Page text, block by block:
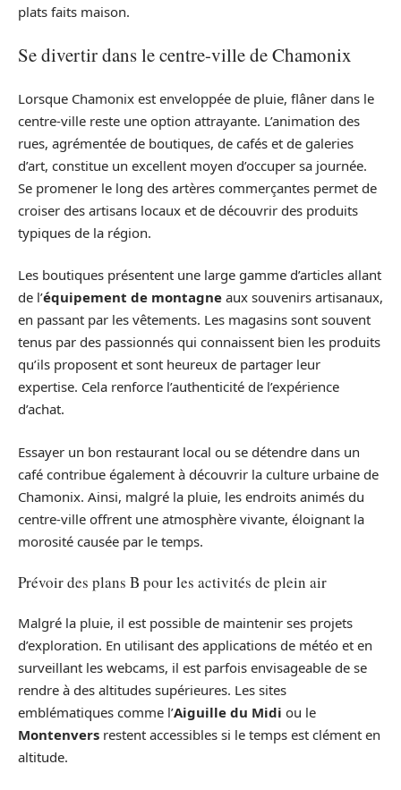
plats faits maison.
Se divertir dans le centre-ville de Chamonix
Lorsque Chamonix est enveloppée de pluie, flâner dans le
centre-ville reste une option attrayante. L’animation des
rues, agrémentée de boutiques, de cafés et de galeries
d’art, constitue un excellent moyen d’occuper sa journée.
Se promener le long des artères commerçantes permet de
croiser des artisans locaux et de découvrir des produits
typiques de la région.
Les boutiques présentent une large gamme d’articles allant
de l’équipement de montagne aux souvenirs artisanaux,
en passant par les vêtements. Les magasins sont souvent
tenus par des passionnés qui connaissent bien les produits
qu’ils proposent et sont heureux de partager leur
expertise. Cela renforce l’authenticité de l’expérience
d’achat.
Essayer un bon restaurant local ou se détendre dans un
café contribue également à découvrir la culture urbaine de
Chamonix. Ainsi, malgré la pluie, les endroits animés du
centre-ville offrent une atmosphère vivante, éloignant la
morosité causée par le temps.
Prévoir des plans B pour les activités de plein air
Malgré la pluie, il est possible de maintenir ses projets
d’exploration. En utilisant des applications de météo et en
surveillant les webcams, il est parfois envisageable de se
rendre à des altitudes supérieures. Les sites
emblématiques comme l’Aiguille du Midi ou le
Montenvers restent accessibles si le temps est clément en
altitude.